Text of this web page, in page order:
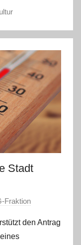
Stadt
Fraktion
den Antrag